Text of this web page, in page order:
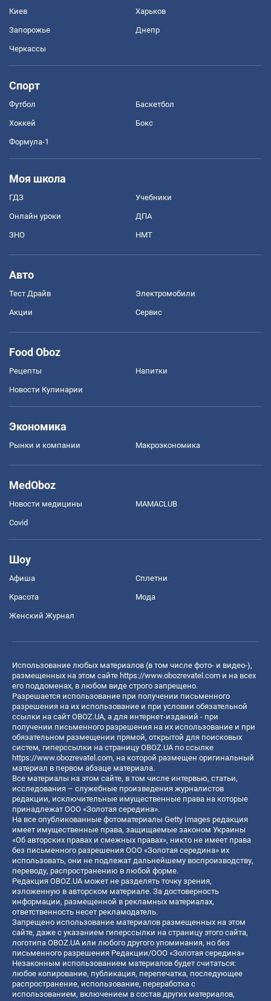
Киев Харьков
Запорожье Днепр
Черкассы
Спорт
Футбол Баскетбол
Хоккей Бокс
Формула-1
Моя школа
ГДЗ Учебники
Онлайн уроки ДПА
ЗНО НМТ
Авто
Тест Драйв Электромобили
Акции Сервис
Food Oboz
Рецепты Напитки
Новости Кулинарии
Экономика
Рынки и компании Mакроэкономика
MedOboz
Новости медицины MAMACLUB
Covid
Шоу
Афиша Сплетни
Красота Мода
Женский Журнал
Использование любых материалов (в том числе фото- и видео-),
размещенных на этом сайте https://www.obozrevatel.com и на всех
его поддоменах, в любом виде строго запрещено.
Разрешается использование при получении письменного
разрешения на их использование и при условии обязательной
ссылки на сайт OBOZ.UA, а для интернет-изданий - при
получении письменного разрешения на их использование и при
обязательном размещении прямой, открытой для поисковых
систем, гиперссылки на страницу OBOZ.UA по ссылке
https://www.obozrevatel.com, на которой размещен оригинальный
материал в первом абзаце материала.
Все материалы на этом сайте, в том числе интервью, статьи,
исследования – служебные произведения журналистов
редакции, исключительные имущественные права на которые
принадлежат ООО «Золотая середина».
На все опубликованные фотоматериалы Getty Images редакция
имеет имущественные права, защищаемые законом Украины
«Об авторских правах и смежных правах», никто не имеет права
без письменного разрешения ООО «Золотая середина» их
использовать, они не подлежат дальнейшему воспроизводству,
переводу, распространению в любой форме.
Редакция OBOZ.UA может не разделять точку зрения,
изложенную в авторском материале. За достоверность
информации, размещенной в рекламных материалах,
ответственность несет рекламодатель.
Запрещено использование материалов размещенных на этом
сайте, даже с указанием гиперссылки на страницу этого сайта,
логотипа OBOZ.UA или любого другого упоминания, но без
письменного разрешения Редакции/ООО «Золотая середина»
Незаконным использованием материалов будет считаться:
любое копирование, публикация, перепечатка, последующее
распространение, использование, переработка с
использованием, включением в состав других материалов,